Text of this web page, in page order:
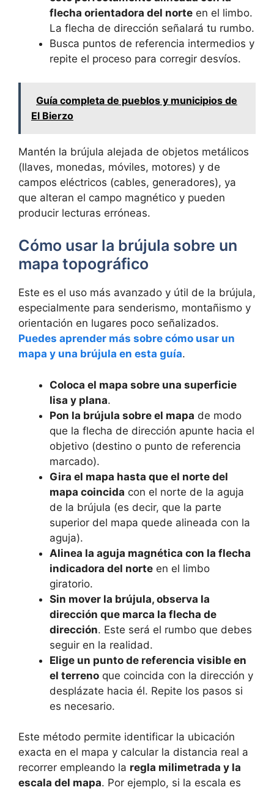
flecha orientadora del norte en el limbo.
La flecha de dirección señalará tu rumbo.
Busca puntos de referencia intermedios y
repite el proceso para corregir desvíos.
Guía completa de pueblos y municipios de
El Bierzo
Mantén la brújula alejada de objetos metálicos
(llaves, monedas, móviles, motores) y de
campos eléctricos (cables, generadores), ya
que alteran el campo magnético y pueden
producir lecturas erróneas.
Cómo usar la brújula sobre un
mapa topográfico
Este es el uso más avanzado y útil de la brújula,
especialmente para senderismo, montañismo y
orientación en lugares poco señalizados.
Puedes aprender más sobre cómo usar un
mapa y una brújula en esta guía.
Coloca el mapa sobre una superficie
lisa y plana.
Pon la brújula sobre el mapa de modo
que la flecha de dirección apunte hacia el
objetivo (destino o punto de referencia
marcado).
Gira el mapa hasta que el norte del
mapa coincida con el norte de la aguja
de la brújula (es decir, que la parte
superior del mapa quede alineada con la
aguja).
Alinea la aguja magnética con la flecha
indicadora del norte en el limbo
giratorio.
Sin mover la brújula, observa la
dirección que marca la flecha de
dirección. Este será el rumbo que debes
seguir en la realidad.
Elige un punto de referencia visible en
el terreno que coincida con la dirección y
desplázate hacia él. Repite los pasos si
es necesario.
Este método permite identificar la ubicación
exacta en el mapa y calcular la distancia real a
recorrer empleando la regla milimetrada y la
escala del mapa. Por ejemplo, si la escala es